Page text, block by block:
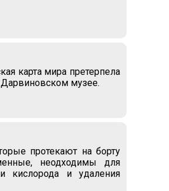
карта мира претерпела
Дарвиновском музее.
протекают на борту
неодходимы для
кислорода и удаления